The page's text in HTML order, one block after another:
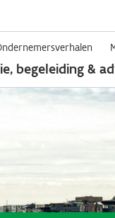
begeleiding &